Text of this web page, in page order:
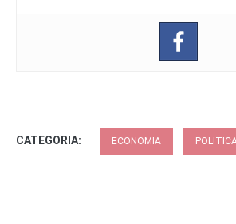
CATEGORIA: ECONOMIA POLITICA